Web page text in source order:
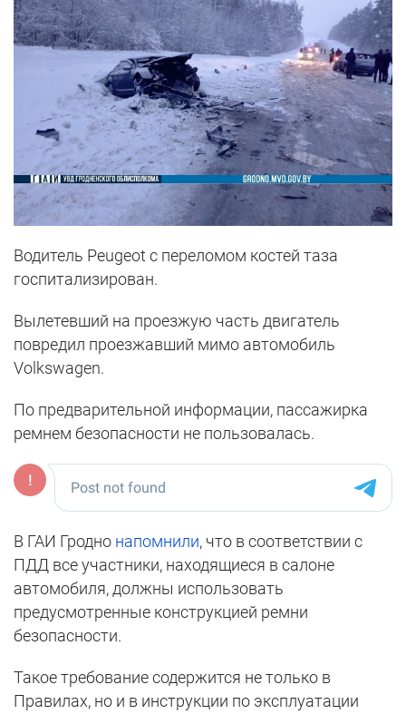
Водитель Peugeot с переломом костей таза
госпитализирован.
Вылетевший на проезжую часть двигатель
повредил проезжавший мимо автомобиль
Volkswagen.
По предварительной информации, пассажирка
ремнем безопасности не пользовалась.
В ГАИ Гродно напомнили, что в соответствии с
ПДД все участники, находящиеся в салоне
автомобиля, должны использовать
предусмотренные конструкцией ремни
безопасности.
Такое требование содержится не только в
Правилах, но и в инструкции по эксплуатации